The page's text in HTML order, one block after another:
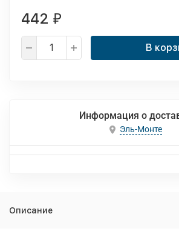
442 ₽
В
Информация о
Эль-Монте
Описание